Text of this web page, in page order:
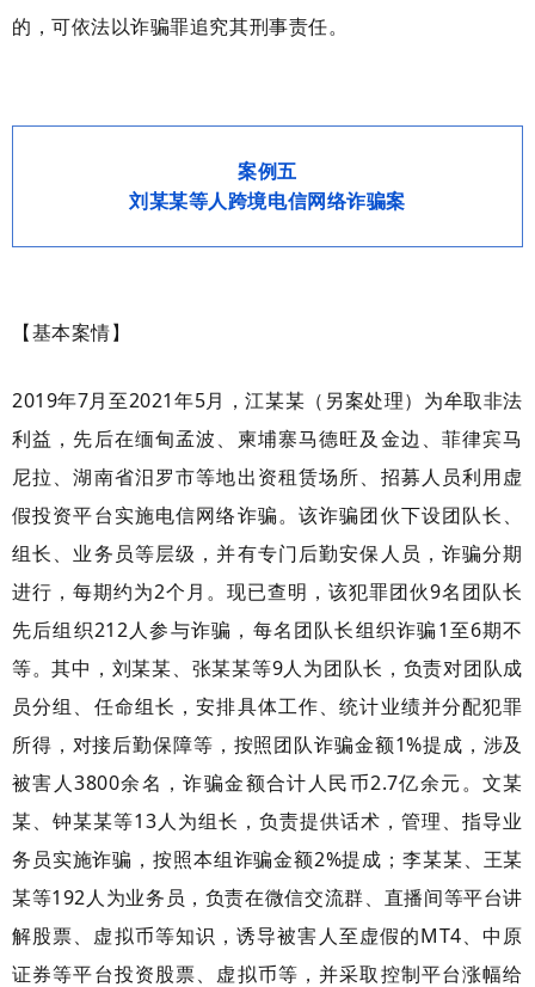
的，可依法以诈骗罪追究其刑事责任。
案例五
刘某某等人跨境电信网络诈骗案
【基本案情】
2019年7月至2021年5月，江某某（另案处理）为牟取非法
利益，先后在缅甸孟波、柬埔寨马德旺及金边、菲律宾马
尼拉、湖南省汨罗市等地出资租赁场所、招募人员利用虚
假投资平台实施电信网络诈骗。该诈骗团伙下设团队长、
组长、业务员等层级，并有专门后勤安保人员，诈骗分期
进行，每期约为2个月。现已查明，该犯罪团伙9名团队长
先后组织212人参与诈骗，每名团队长组织诈骗1至6期不
等。其中，刘某某、张某某等9人为团队长，负责对团队成
员分组、任命组长，安排具体工作、统计业绩并分配犯罪
所得，对接后勤保障等，按照团队诈骗金额1%提成，涉及
被害人3800余名，诈骗金额合计人民币2.7亿余元。文某
某、钟某某等13人为组长，负责提供话术，管理、指导业
务员实施诈骗，按照本组诈骗金额2%提成；李某某、王某
某等192人为业务员，负责在微信交流群、直播间等平台讲
解股票、虚拟币等知识，诱导被害人至虚假的MT4、中原
证券等平台投资股票、虚拟币等，并采取控制平台涨幅给